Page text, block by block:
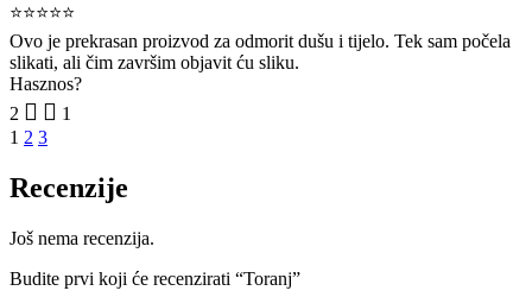
⭐⭐⭐⭐⭐
Ovo je prekrasan proizvod za odmorit dušu i tijelo. Tek sam počela
slikati, ali čim završim objavit ću sliku.
Hasznos?
2
1
1 2 3
Recenzije
Još nema recenzija.
Budite prvi koji će recenzirati “Toranj”